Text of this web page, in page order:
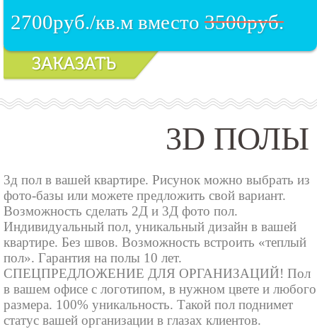
2700руб./кв.м вместо 3500руб.
3D
3д пол в вашей квартире. Рисунок можно выбрать из
фото-базы или можете предложить свой вариант.
Возможность сделать 2Д и 3Д фото пол.
Индивидуальный пол, уникальный дизайн в вашей
квартире. Без швов. Возможность встроить «теплый
пол». Гарантия на полы 10 лет.
СПЕЦПРЕДЛОЖЕНИЕ ДЛЯ ОРГАНИЗАЦИЙ! Пол
в вашем офисе с логотипом, в нужном цвете и любого
размера. 100% уникальность. Такой пол поднимет
статус вашей организации в глазах клиентов.